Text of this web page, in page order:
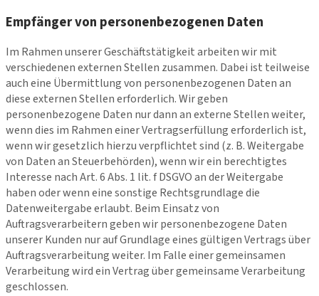
Empfänger von personenbezogenen Daten
Im Rahmen unserer Geschäftstätigkeit arbeiten wir mit
verschiedenen externen Stellen zusammen. Dabei ist teilweise
auch eine Übermittlung von personenbezogenen Daten an
diese externen Stellen erforderlich. Wir geben
personenbezogene Daten nur dann an externe Stellen weiter,
wenn dies im Rahmen einer Vertragserfüllung erforderlich ist,
wenn wir gesetzlich hierzu verpflichtet sind (z. B. Weitergabe
von Daten an Steuerbehörden), wenn wir ein berechtigtes
Interesse nach Art. 6 Abs. 1 lit. f DSGVO an der Weitergabe
haben oder wenn eine sonstige Rechtsgrundlage die
Datenweitergabe erlaubt. Beim Einsatz von
Auftragsverarbeitern geben wir personenbezogene Daten
unserer Kunden nur auf Grundlage eines gültigen Vertrags über
Auftragsverarbeitung weiter. Im Falle einer gemeinsamen
Verarbeitung wird ein Vertrag über gemeinsame Verarbeitung
geschlossen.